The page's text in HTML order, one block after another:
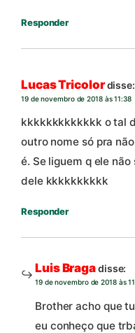
Responder
Lucas Tricolordisse:
19 de novembro de 2018 às 11:38
kkkkkkkkkkkkk o tal
outro nome só pra
é. Se liguem q ele
dele kkkkkkkkkk
Responder
Luis Bragadisse:
19 de novembro de 2018 às
Brother acho que
eu conheço que